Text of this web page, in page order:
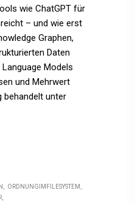
wie ChatGPT für
– und wie erst
Graphen,
Daten
Models
und Mehrwert
behandelt unter
ORDNUNGIMFILESYSTEM